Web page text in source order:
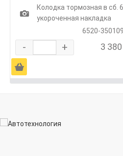
1
Колодка тормозная в сб.
укороченная накладка
6520-
- + 3
Ä